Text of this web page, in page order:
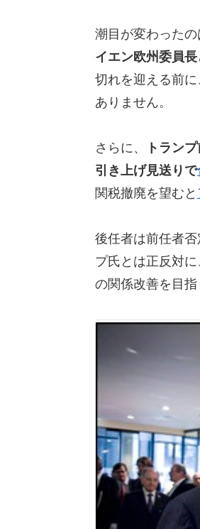
潮目が変わった
イエン欧州委員
切れを迎える前
ありません。
さらに、
トラン
引き上げ見送りで
関税撤廃を望むと
後任者は前任者
プ氏とは正反対
の関係改善を目